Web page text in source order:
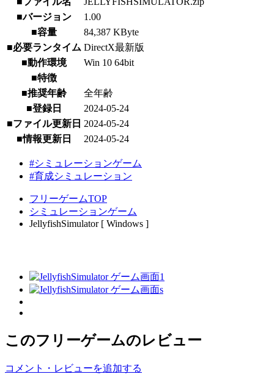
■バージョン
1.00
■容量
84,387 KByte
■必要ランタイム DirectX最新版
■動作環境
Win 10 64bit
■特徴
■推奨年齢
全年齢
■登録日
2024-05-24
■ファイル更新日 2024-05-24
■情報更新日
2024-05-24
#シミュレーションゲーム
#育成シミュレーション
フリーゲームTOP
シミュレーションゲーム
JellyfishSimulator [ Windows ]
このフリーゲームのレビュー
コメント・レビューを追加する